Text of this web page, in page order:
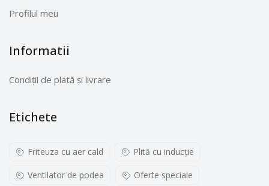
Profilul meu
Informatii
Condiții de plată și livrare
Etichete
Friteuza cu aer cald Plită cu inducţie
Ventilator de podea Oferte speciale